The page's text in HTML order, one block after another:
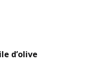
d’olive